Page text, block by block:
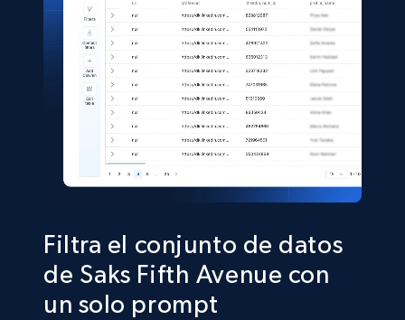
Shein- Products
Product name, Description, Initial price, Final
price, Currency, In stock, Color, Size, and more.
eCommerce
Amazon sellers info
Filtra el conjunto de datos
de Saks Fifth Avenue con
un solo prompt